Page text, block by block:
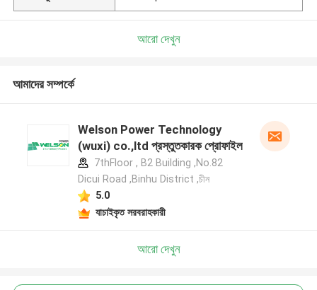
আরো দেখুন
আমাদের সম্পর্কে
Welson Power Technology
(wuxi) co.,ltd প্রস্তুতকারক প্রোফাইল
7thFloor , B2 Building ,No.82
Dicui Road ,Binhu District ,চীন
5.0
যাচাইকৃত সরবরাহকারী
আরো দেখুন